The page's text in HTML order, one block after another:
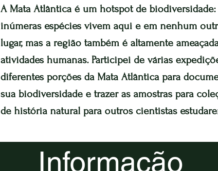
A Mata Atlântica é um hotspot de biodiversidade:
inúmeras espécies vivem aqui e em nenhum
lugar, mas a região também é altamente
atividades humanas. Participei de várias
diferentes porções da Mata Atlântica para
sua biodiversidade e trazer as amostras para
de história natural para outros cientistas
Informação